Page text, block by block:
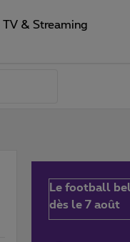
TV & Streaming
Le football
dès le 7 août